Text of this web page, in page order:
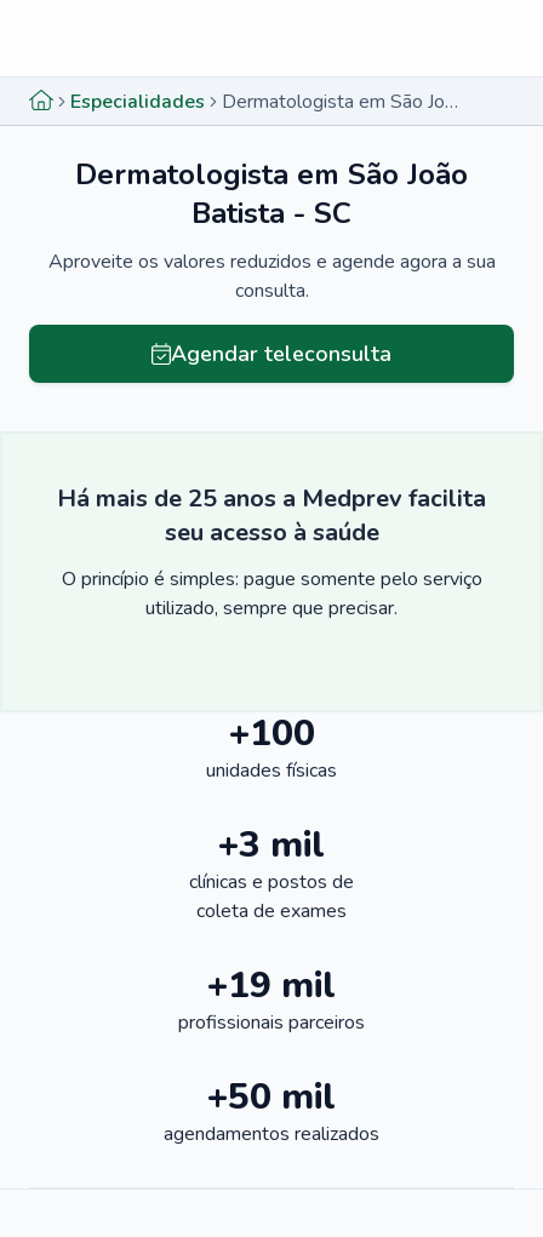
Especialidades Dermatologista em São João Batista - SC
Dermatologista em São João
Batista - SC
Aproveite os valores reduzidos e agende agora a sua
consulta.
Agendar teleconsulta
Há mais de 25 anos a Medprev facilita
seu acesso à saúde
O princípio é simples: pague somente pelo serviço
utilizado, sempre que precisar.
+100
unidades físicas
+3 mil
clínicas e postos de
coleta de exames
+19 mil
profissionais parceiros
+50 mil
agendamentos realizados